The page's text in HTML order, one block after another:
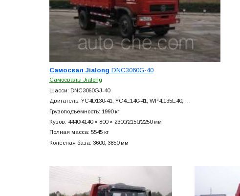
Самосвал Jialong DNC3060G-40
Самосвалы Jialong
Шасси: DNC3060GJ-40
Двигатель: YC4D130-41; YC4E140-41; WP4.135E40; …
Грузоподъемность: 1990 кг
Кузов: 4440/4140 × 800 × 2300/2150/2250 мм
Полная масса: 5545 кг
Колесная база: 3600, 3850 мм